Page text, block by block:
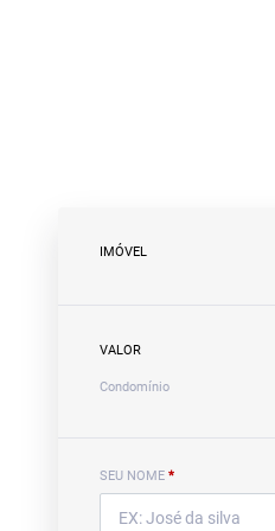
IMÓVEL
VALOR
Condomínio
SEU NOME *